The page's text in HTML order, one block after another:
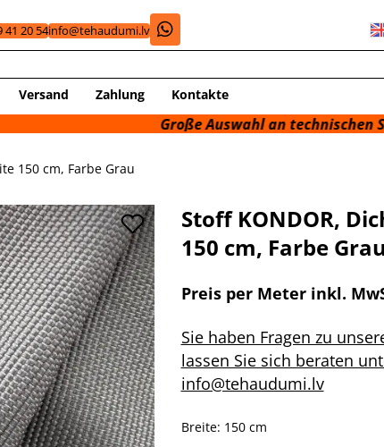
41 20 54info@tehaudumi.lv
Versand Zahlung Kontakte
Große Auswahl an technischen Stoffen!
150 cm, Farbe Grau
Stoff KONDOR,
150 cm, Farbe Grau
Preis per Meter inkl.
Sie haben Fragen zu
lassen Sie sich beraten
info@tehaudumi.lv
Breite: 150 cm